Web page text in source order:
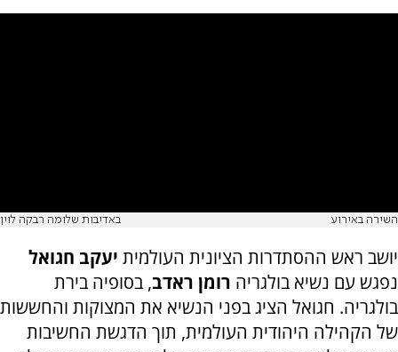
השירה באירוע באדיבות שלומה רבקה לוין
יושב ראש ההסתדרות הציונית העולמית יעקב חגואל
נפגש עם נשיא בולגריה רומן ראדב, בסופיה בירת
בולגריה. חגואל הציג בפני הנשיא את המצוקות והחששות
של הקהילה היהודית העולמית, תוך הדגשת החשיבות